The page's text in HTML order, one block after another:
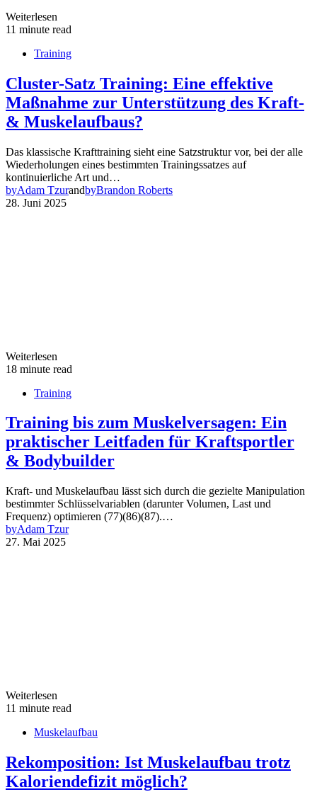
Weiterlesen
11 minute read
Training
Cluster-Satz Training: Eine effektive
Maßnahme zur Unterstützung des Kraft-
& Muskelaufbaus?
Das klassische Krafttraining sieht eine Satzstruktur vor, bei der alle
Wiederholungen eines bestimmten Trainingssatzes auf
kontinuierliche Art und…
byAdam TzurandbyBrandon Roberts
28. Juni 2025
Weiterlesen
18 minute read
Training
Training bis zum Muskelversagen: Ein
praktischer Leitfaden für Kraftsportler
& Bodybuilder
Kraft- und Muskelaufbau lässt sich durch die gezielte Manipulation
bestimmter Schlüsselvariablen (darunter Volumen, Last und
Frequenz) optimieren (77)(86)(87).…
byAdam Tzur
27. Mai 2025
Weiterlesen
11 minute read
Muskelaufbau
Rekomposition: Ist Muskelaufbau trotz
Kaloriendefizit möglich?